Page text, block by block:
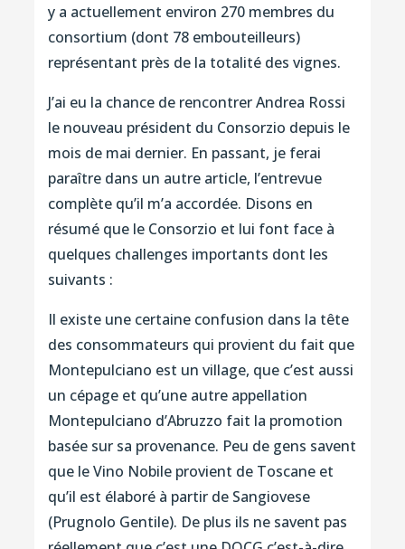
y a actuellement environ 270 membres du
consortium (dont 78 embouteilleurs)
représentant près de la totalité des vignes.
J’ai eu la chance de rencontrer Andrea Rossi
le nouveau président du Consorzio depuis le
mois de mai dernier. En passant, je ferai
paraître dans un autre article, l’entrevue
complète qu’il m’a accordée. Disons en
résumé que le Consorzio et lui font face à
quelques challenges importants dont les
suivants :
Il existe une certaine confusion dans la tête
des consommateurs qui provient du fait que
Montepulciano est un village, que c’est aussi
un cépage et qu’une autre appellation
Montepulciano d’Abruzzo fait la promotion
basée sur sa provenance. Peu de gens savent
que le Vino Nobile provient de Toscane et
qu’il est élaboré à partir de Sangiovese
(Prugnolo Gentile). De plus ils ne savent pas